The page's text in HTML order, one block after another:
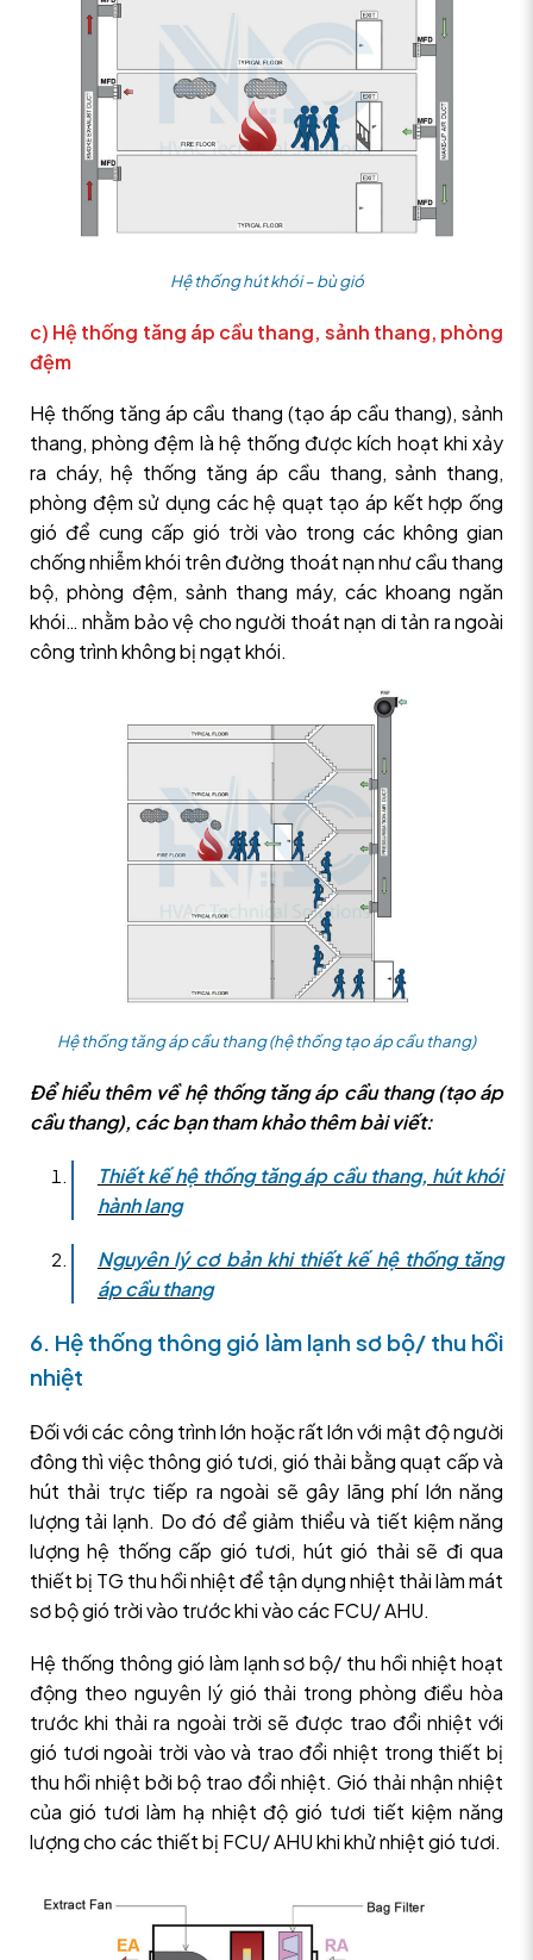
Hệ thống hút khói – bù gió
c) Hệ thống tăng áp cầu thang, sảnh thang, phòng
đệm
Hệ thống tăng áp cầu thang (tạo áp cầu thang), sảnh
thang, phòng đệm là hệ thống được kích hoạt khi xảy
ra cháy, hệ thống tăng áp cầu thang, sảnh thang,
phòng đệm sử dụng các hệ quạt tạo áp kết hợp ống
gió để cung cấp gió trời vào trong các không gian
chống nhiễm khói trên đường thoát nạn như cầu thang
bộ, phòng đệm, sảnh thang máy, các khoang ngăn
khói… nhằm bảo vệ cho người thoát nạn di tản ra ngoài
công trình không bị ngạt khói.
Hệ thống tăng áp cầu thang (hệ thống tạo áp cầu thang)
Để hiểu thêm về hệ thống tăng áp cầu thang (tạo áp
cầu thang), các bạn tham khảo thêm bài viết:
Thiết kế hệ thống tăng áp cầu thang, hút khói
hành lang
Nguyên lý cơ bản khi thiết kế hệ thống tăng
áp cầu thang
6. Hệ thống thông gió làm lạnh sơ bộ/ thu hồi
nhiệt
Đối với các công trình lớn hoặc rất lớn với mật độ người
đông thì việc thông gió tươi, gió thải bằng quạt cấp và
hút thải trực tiếp ra ngoài sẽ gây lãng phí lớn năng
lượng tải lạnh. Do đó để giảm thiểu và tiết kiệm năng
lượng hệ thống cấp gió tươi, hút gió thải sẽ đi qua
thiết bị TG thu hồi nhiệt để tận dụng nhiệt thải làm mát
sơ bộ gió trời vào trước khi vào các FCU/ AHU.
Hệ thống thông gió làm lạnh sơ bộ/ thu hồi nhiệt hoạt
động theo nguyên lý gió thải trong phòng điều hòa
trước khi thải ra ngoài trời sẽ được trao đổi nhiệt với
gió tươi ngoài trời vào và trao đổi nhiệt trong thiết bị
thu hồi nhiệt bởi bộ trao đổi nhiệt. Gió thải nhận nhiệt
của gió tươi làm hạ nhiệt độ gió tươi tiết kiệm năng
lượng cho các thiết bị FCU/ AHU khi khử nhiệt gió tươi.